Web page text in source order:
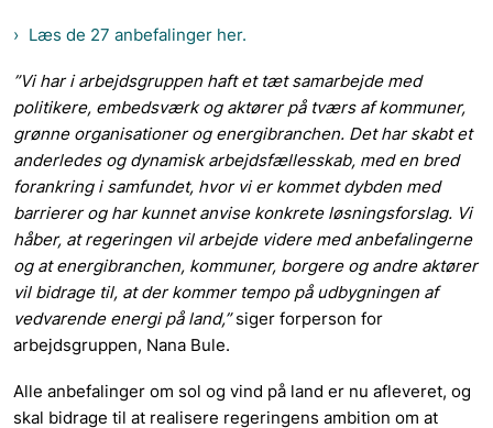
Læs de 27 anbefalinger her.
”Vi har i arbejdsgruppen haft et tæt samarbejde med
politikere, embedsværk og aktører på tværs af kommuner,
grønne organisationer og energibranchen. Det har skabt et
anderledes og dynamisk arbejdsfællesskab, med en bred
forankring i samfundet, hvor vi er kommet dybden med
barrierer og har kunnet anvise konkrete løsningsforslag. Vi
håber, at regeringen vil arbejde videre med anbefalingerne
og at energibranchen, kommuner, borgere og andre aktører
vil bidrage til, at der kommer tempo på udbygningen af
vedvarende energi på land,”siger forperson for
arbejdsgruppen, Nana Bule.
Alle anbefalinger om sol og vind på land er nu afleveret, og
skal bidrage til at realisere regeringens ambition om at